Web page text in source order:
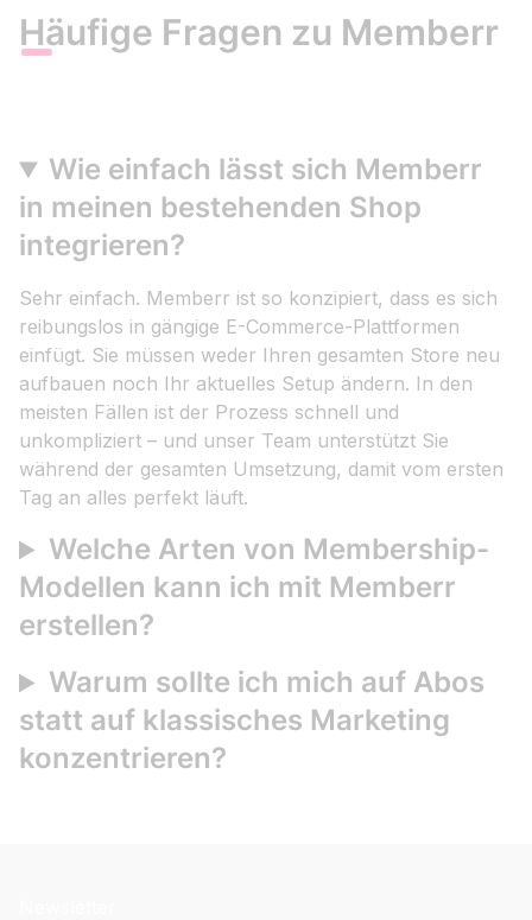
Häufige Fragen zu Memberr
Wie einfach lässt sich Memberr
in meinen bestehenden Shop
integrieren?
Sehr einfach. Memberr ist so konzipiert, dass es sich
reibungslos in gängige E-Commerce-Plattformen
einfügt. Sie müssen weder Ihren gesamten Store neu
aufbauen noch Ihr aktuelles Setup ändern. In den
meisten Fällen ist der Prozess schnell und
unkompliziert – und unser Team unterstützt Sie
während der gesamten Umsetzung, damit vom ersten
Tag an alles perfekt läuft.
Welche Arten von Membership-
Modellen kann ich mit Memberr
erstellen?
Warum sollte ich mich auf Abos
statt auf klassisches Marketing
konzentrieren?